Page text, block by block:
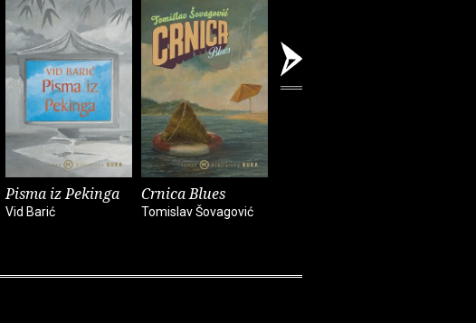
Pisma iz Pekinga
Vid Barić
Crnica Blues
Tomislav Šovagović